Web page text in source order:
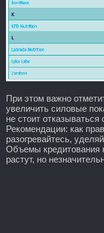
При этом важно
увеличить силовые
не стоит
Рекомендации: как
разогревайтесь,
Объемы кредитования
растут, но